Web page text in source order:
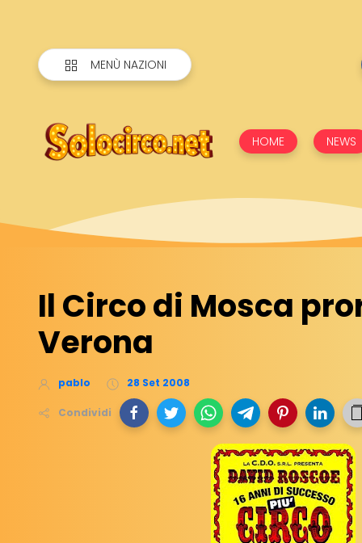
MENÙ NAZIONI
HOME NEWS
Il Circo di Mosca
Verona
pablo 28 Set 2008
Condividi